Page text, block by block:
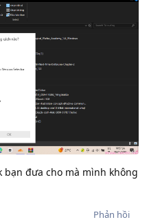
đưa cho mà mình không
Phản hồi